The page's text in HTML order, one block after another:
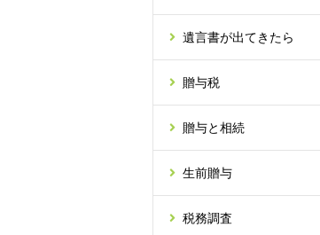
遺言書が出てきたら
贈与税
贈与と相続
生前贈与
税務調査